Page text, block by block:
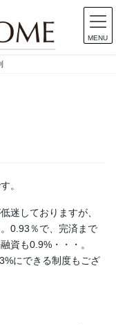
。
迷しておりますが、
0.93％で、完済まで
資も0.9%・・・。
にできる制度もござ
MENU